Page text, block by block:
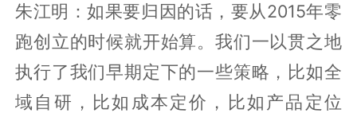
朱江明：如果要归因的话，要从2015年零
跑创立的时候就开始算。我们一以贯之地
执行了我们早期定下的一些策略，比如全
域自研，比如成本定价，比如产品定位